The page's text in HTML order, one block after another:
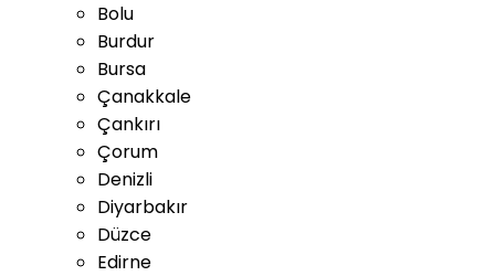
Bolu
Burdur
Bursa
Çanakkale
Çankırı
Çorum
Denizli
Diyarbakır
Düzce
Edirne